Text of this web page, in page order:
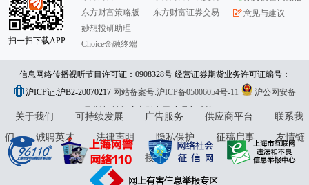
扫一扫下载APP
东方财富策略版
妙想投研助理
Choice金融终端
东方财富证券交易
意见与建议
信息网络传播视听节目许可证：0908328号 经营证券期货业务许可证编号：
913101046312860336 违法和不良信息举报:021-61278686 举报邮箱：
jubao@eastmoney.com
沪ICP证:沪B2-20070217 网站备案号:沪ICP备05006054号-11
沪公网安备
31010402000120号版权所有:东方财富网意见与建议:4000300059/952500
关于我们 可持续发展 广告服务 供应商平台
联系我
们
诚聘英才 法律声明 隐私保护 征稿启事
友情链
接